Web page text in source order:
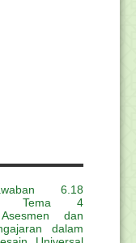
6.18
Tema 4
dan
dalam